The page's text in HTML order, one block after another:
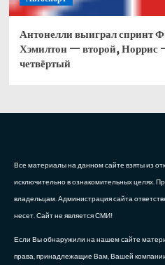
Антонелли выиграл спринт
Хэмилтон — второй, Норрис
четвёртый
Все материалы на данном сайте взяты из
исключительно в ознакомительных целях.
владельцам. Администрация сайта
несет. Сайт не является СМИ!
Если Вы обнаружили на нашем сайте
права, принадлежащие Вам, Вашей